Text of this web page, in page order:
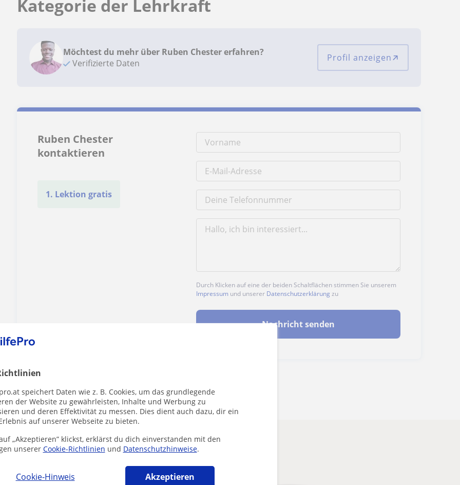
speichert Daten wie z. B. Cookies, um das grundlegende
der Website zu gewährleisten, Inhalte und Werbung zu
und deren Effektivität zu messen. Dies dient auch dazu, dir ein
auf unserer Webseite zu bieten.
„Akzeptieren” klickst, erklärst du dich einverstanden mit den
unserer Cookie-Richtlinien und Datenschutzhinweise.
Cookie-Hinweis Akzeptieren
Kategorie der Lehrkraft
Möchtest du mehr über Ruben Chester erfahren?
Verifizierte Daten
Profil anzeigen
Ruben Chester
kontaktieren
1. Lektion gratis
Durch Klicken auf eine der beiden Schaltflächen stimmen Sie unserem
Impressum und unserer Datenschutzerklärung zu
Nachricht senden
Enthält dieses Profil einen Fehler?
die dich interessieren könnten